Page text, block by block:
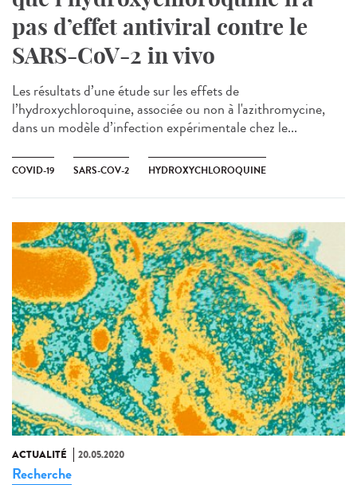
pas d’effet antiviral contre le
SARS-CoV-2 in vivo
Les résultats d’une étude sur les effets de
l’hydroxychloroquine, associée ou non à l'azithromycine,
dans un modèle d’infection expérimentale chez le...
COVID-19 SARS-COV-2 HYDROXYCHLOROQUINE
ACTUALITÉ 20.05.2020
Recherche